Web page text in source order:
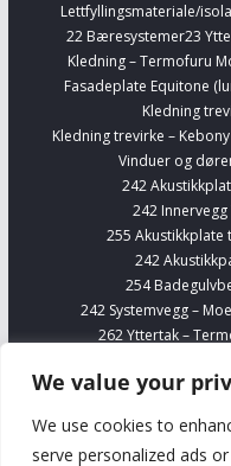
We value your
We use cookies to
serve personalized ads
Lettfyllingsmateriale/
22 Bæresystemer23
Kledning – Termofuru
Fasadeplate Equitone
Kledning
Kledning trevirke –
Vinduer og
242
242
255
242
254
242 Systemvegg –
262 Yttertak –
254 Gulvbelegg
Silisium
Komplett rustfritt